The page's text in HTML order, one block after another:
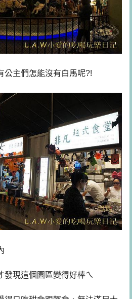
公主們怎能沒有白馬呢?!
發現這個園區變得好棒ㄟ